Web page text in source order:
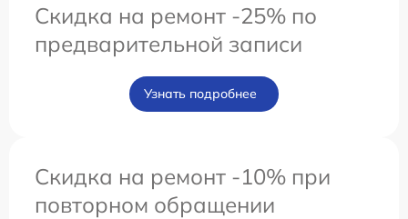
Скидка на ремонт -25% по
предварительной записи
Узнать подробнее
Скидка на ремонт -10% при
повторном обращении